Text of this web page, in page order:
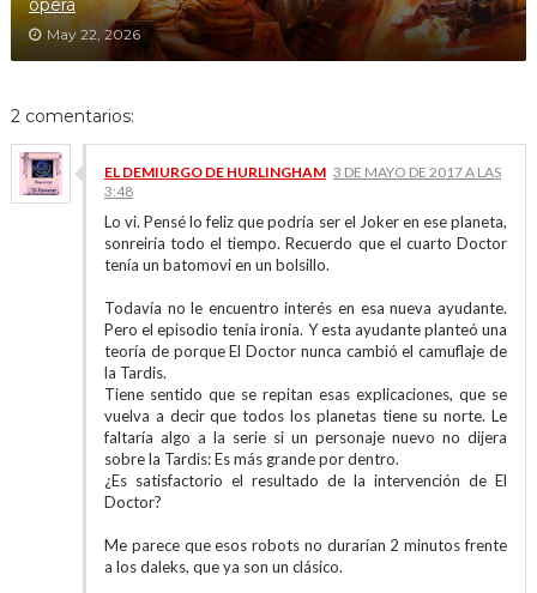
opera
May 22, 2026
2 comentarios:
EL DEMIURGO DE HURLINGHAM 3 DE MAYO DE 2017 A LAS
3:48
Lo vi. Pensé lo feliz que podría ser el Joker en ese planeta,
sonreiría todo el tiempo. Recuerdo que el cuarto Doctor
tenía un batomovi en un bolsillo.
Todavía no le encuentro interés en esa nueva ayudante.
Pero el episodio tenía ironía. Y esta ayudante planteó una
teoría de porque El Doctor nunca cambió el camuflaje de
la Tardis.
Tiene sentido que se repitan esas explicaciones, que se
vuelva a decir que todos los planetas tiene su norte. Le
faltaría algo a la serie si un personaje nuevo no dijera
sobre la Tardis: Es más grande por dentro.
¿Es satisfactorio el resultado de la intervención de El
Doctor?
Me parece que esos robots no durarían 2 minutos frente
a los daleks, que ya son un clásico.